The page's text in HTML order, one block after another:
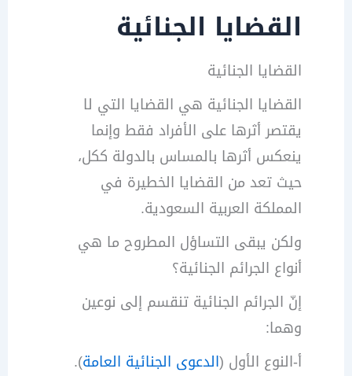
القضايا الجنائية
القضايا الجنائية
القضايا الجنائية هي القضايا التي لا
يقتصر أثرها على الأفراد فقط وإنما
ينعكس أثرها بالمساس بالدولة ككل،
حيث تعد من القضايا الخطيرة في
المملكة العربية السعودية.
ولكن يبقى التساؤل المطروح ما هي
أنواع الجرائم الجنائية؟
إنّ الجرائم الجنائية تنقسم إلى نوعين
وهما:
أ-النوع الأول (الدعوى الجنائية العامة).